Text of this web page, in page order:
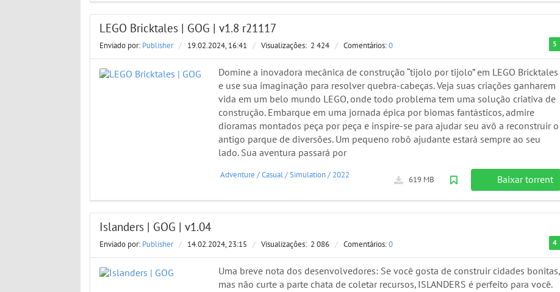
LEGO Bricktales | GOG | v1.8 r21117
5
Enviado por: Publisher / 19.02.2024, 16:41 / Visualizações: 2 424 / Comentários:0
Domine a inovadora mecânica de construção “tijolo por tijolo” em LEGO Bricktales
e use sua imaginação para resolver quebra-cabeças. Veja suas criações ganharem
vida em um belo mundo LEGO, onde todo problema tem uma solução criativa de
construção. Embarque em uma jornada épica por biomas fantásticos, admire
dioramas montados peça por peça e inspire-se para ajudar seu avô a reconstruir o
antigo parque de diversões. Um pequeno robô ajudante estará sempre ao seu
lado. Sua aventura passará por
Baixar torrent
619 MB
Adventure /Casual/Simulation/ 2022
Islanders | GOG | v1.04
4
Enviado por: Publisher / 14.02.2024, 23:15 / Visualizações: 2 086 / Comentários:0
Uma breve nota dos desenvolvedores: Se você gosta de construir cidades bonitas,
mas não curte a parte chata de coletar recursos, ISLANDERS é perfeito para você.